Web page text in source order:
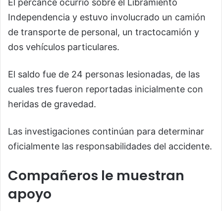
El percance ocurrió sobre el Libramiento
Independencia y estuvo involucrado un camión
de transporte de personal, un tractocamión y
dos vehículos particulares.
El saldo fue de 24 personas lesionadas, de las
cuales tres fueron reportadas inicialmente con
heridas de gravedad.
Las investigaciones continúan para determinar
oficialmente las responsabilidades del accidente.
Compañeros le muestran
apoyo